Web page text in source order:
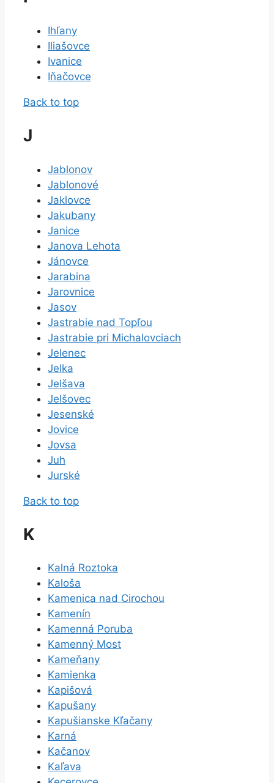
Ihľany
Iliašovce
Ivanice
Iňačovce
Back to top
J
Jablonov
Jablonové
Jaklovce
Jakubany
Janice
Janova Lehota
Jánovce
Jarabina
Jarovnice
Jasov
Jastrabie nad Topľou
Jastrabie pri Michalovciach
Jelenec
Jelka
Jelšava
Jelšovec
Jesenské
Jovice
Jovsa
Juh
Jurské
Back to top
K
Kalná Roztoka
Kaloša
Kamenica nad Cirochou
Kamenín
Kamenná Poruba
Kamenný Most
Kameňany
Kamienka
Kapišová
Kapušany
Kapušianske Kľačany
Karná
Kačanov
Kaľava